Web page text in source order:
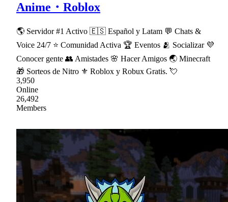
Anime・Roblox
🌎 Servidor #1 Activo 🇪🇸 Español y Latam 💬 Chats &
Voice 24/7 ⭐ Comunidad Activa 🏆 Eventos 🫂 Socializar 💜
Conocer gente 👥 Amistades 🌸 Hacer Amigos 🌏 Minecraft
🎁 Sorteos de Nitro ⚜ Roblox y Robux Gratis. 💘
3,950
Online
26,492
Members